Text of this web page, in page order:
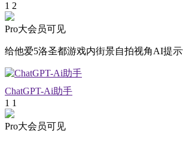
1 2
Pro大会员可见
给他爱5洛圣都游戏内街景自拍视角AI提示
ChatGPT-Ai助手
1 1
Pro大会员可见